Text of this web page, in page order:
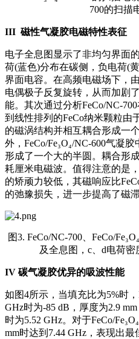
700的扫描
III 磁性气凝胶电磁特性表征
电子全息图显示了非均匀界面
荷(蓝色)分布在碳侧，负电荷(
界面电容。在高频电磁场下，
电偶极子反复旋转，从而加剧
能。其次通过分析FeCo/NC-
到线性排列的FeCo纳米颗粒由
的磁涡结构并相互耦合形成一
外，FeCo/Fe₃O₄/NC-600气凝
形成了一个大的半圆。耦合形
耗厘米电磁波。值得注意的是
的矫顽力较低，其磁响应比
的弛豫损失，进一步提高了磁
图3. FeCo/NC-700、FeCo/
及全息图，c、d电荷密
IV 碳气凝胶优异的吸波性能
如图4所示，当填充比为5%时
GHz时为-85 dB，厚度为2.9
时为5.52 GHz。对于FeCo/
mm时达到7.44 GHz，表现出最